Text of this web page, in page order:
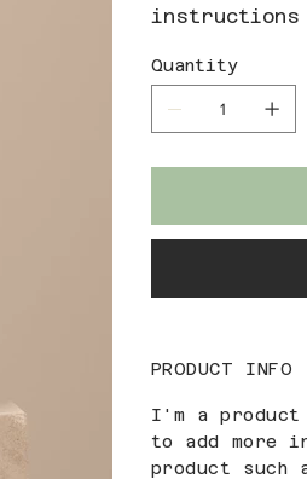
instructions
Quantity
PRODUCT INFO
I'm a
to add more
product such